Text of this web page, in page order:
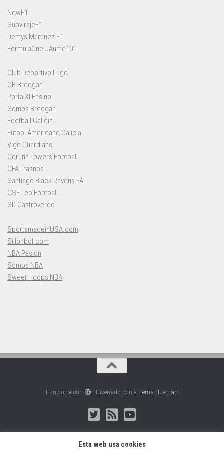
NowF1
SubvirajeF1
Demys Martínez F1
FormulaOne-JAume101
Club Deportivo Lugo
CB Breogán
Porta XI Ensino
Somos Breogán
Football Galicia
Fútbol Americano Galicia
Vigo Guardians
Coruña Towers Football
CFA Trasnos
Santiago Black Ravens FA
CSF Teo Football
SD Castroverde
SportsmadeinUSA.com
Sillonbol.com
NBA Pasión
Somos NBA
Sweet Hoops NBA
Funciona con - Diseñado con el Tema Hueman
Esta web usa cookies